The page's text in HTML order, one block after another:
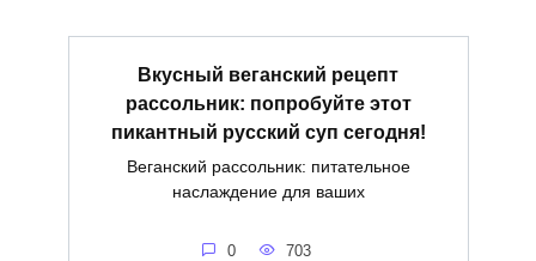
Вкусный веганский рецепт
рассольник: попробуйте этот
пикантный русский суп сегодня!
Веганский рассольник: питательное
наслаждение для ваших
0 703